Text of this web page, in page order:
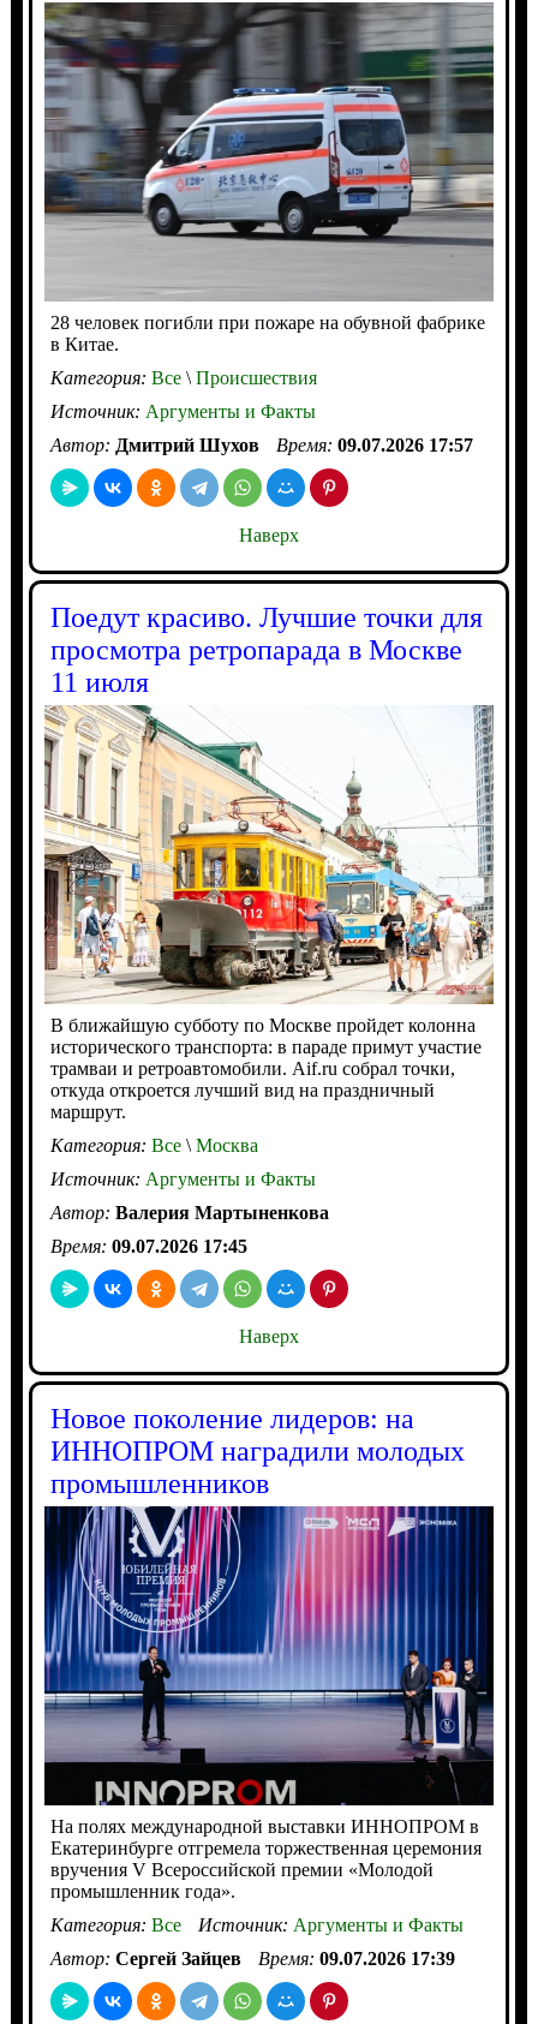
28 человек погибли при пожаре на обувной фабрике
в Китае.
Категория: Все\Происшествия
Источник: Аргументы и Факты
Автор: Дмитрий Шухов Время: 09.07.2026 17:57
Наверх
Поедут красиво. Лучшие точки для
просмотра ретропарада в Москве
11 июля
В ближайшую субботу по Москве пройдет колонна
исторического транспорта: в параде примут участие
трамваи и ретроавтомобили. Aif.ru собрал точки,
откуда откроется лучший вид на праздничный
маршрут.
Категория: Все\Москва
Источник: Аргументы и Факты
Автор: Валерия Мартыненкова
Время: 09.07.2026 17:45
Наверх
Новое поколение лидеров: на
ИННОПРОМ наградили молодых
промышленников
На полях международной выставки ИННОПРОМ в
Екатеринбурге отгремела торжественная церемония
вручения V Всероссийской премии «Молодой
промышленник года».
Категория: Все Источник: Аргументы и Факты
Автор: Сергей Зайцев Время: 09.07.2026 17:39